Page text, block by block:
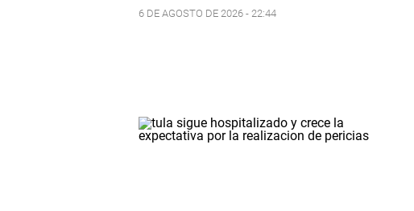
6 DE AGOSTO DE 2026 - 22:44